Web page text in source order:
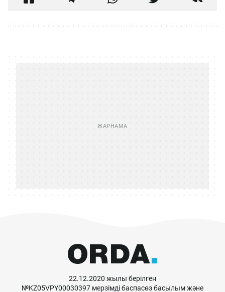
22.12.2020 жылы берілген
№KZ05VPY00030397 мерзімді баспасөз басылым және